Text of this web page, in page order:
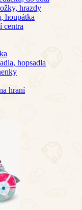
hrazdy
houpátka
centra
hopsadla
hraní